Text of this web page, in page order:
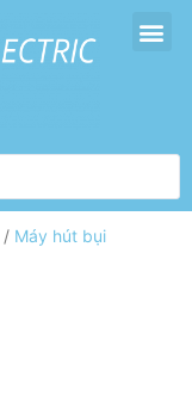
/ Máy hút bụi